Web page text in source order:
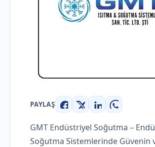
PAYLAŞ
Facebook
X LinkedInWhatsApp
GMT Endüstriyel Soğutma –
Soğutma Sistemlerinde Güvenin